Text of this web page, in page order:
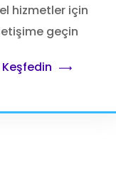
hizmetler için
geçin
Keşfedin